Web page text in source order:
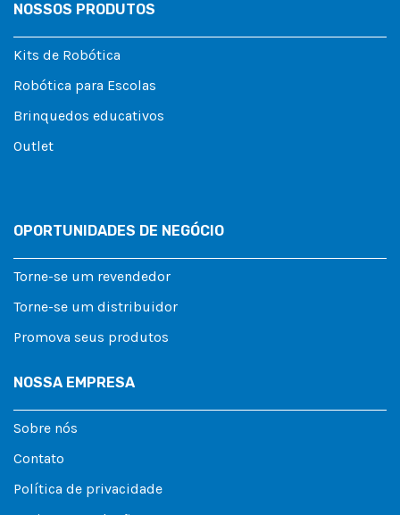
NOSSOS PRODUTOS
Kits de Robótica
Robótica para Escolas
Brinquedos educativos
Outlet
OPORTUNIDADES DE NEGÓCIO
Torne-se um revendedor
Torne-se um distribuidor
Promova seus produtos
NOSSA EMPRESA
Sobre nós
Contato
Política de privacidade